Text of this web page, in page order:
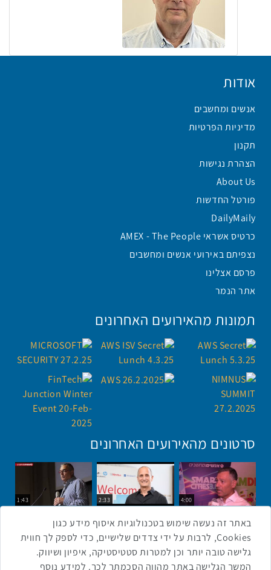
אודות
אנשים ומחשבים
מדיניות הפרטיות
תקנון
הצהרת נגישות
About Us
פורטל החדשות
DailyMaily
כרטיס אשראי AMEX - The People
נצפיתם באירועי אנשים ומחשבים
פרסם אצלינו
אתר הנמר
תמונות מהאירועים האחרונים
סרטונים מהאירועים האחרונים
4:00
2:33
1:43
3:52
כנס RPA
1:14
כנס בינת יערות הכרמל
כנס F5
באתר זה נעשה שימוש בטכנולוגיות איסוף מידע כגון
Cookies, לרבות על ידי צדדים שלישיים, כדי לספק לך חווית
גלישה טובה יותר וכן למטרות סטטיסטיקה, איפיון ושיווק.
המשך הגלישה באתר מהווה הסכמתך לכך. למידע נוסף